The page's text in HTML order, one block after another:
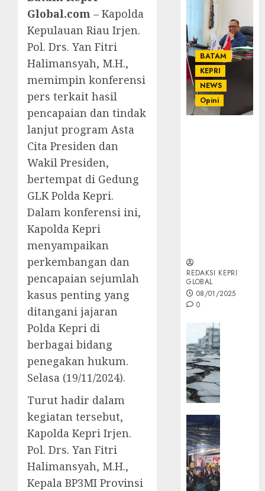
Global.com – Kapolda
Kepulauan Riau Irjen.
Pol. Drs. Yan Fitri
Halimansyah, M.H.,
memimpin konferensi
pers terkait hasil
pencapaian dan tindak
lanjut program Asta
Cita Presiden dan
Wakil Presiden,
bertempat di Gedung
GLK Polda Kepri.
Dalam konferensi ini,
Kapolda Kepri
menyampaikan
perkembangan dan
pencapaian sejumlah
kasus penting yang
ditangani jajaran
Polda Kepri di
berbagai bidang
penegakan hukum.
Selasa (19/11/2024).
Turut hadir dalam
kegiatan tersebut,
Kapolda Kepri Irjen.
Pol. Drs. Yan Fitri
Halimansyah, M.H.,
Kepala BP3MI Provinsi
BATAM
KEPRI
NEWS
Opini
REDAKSI KEPRI
GLOBAL
08/01/2025
0